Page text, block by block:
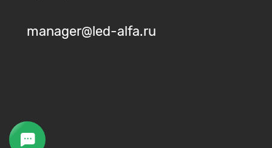
manager@led-alfa.ru